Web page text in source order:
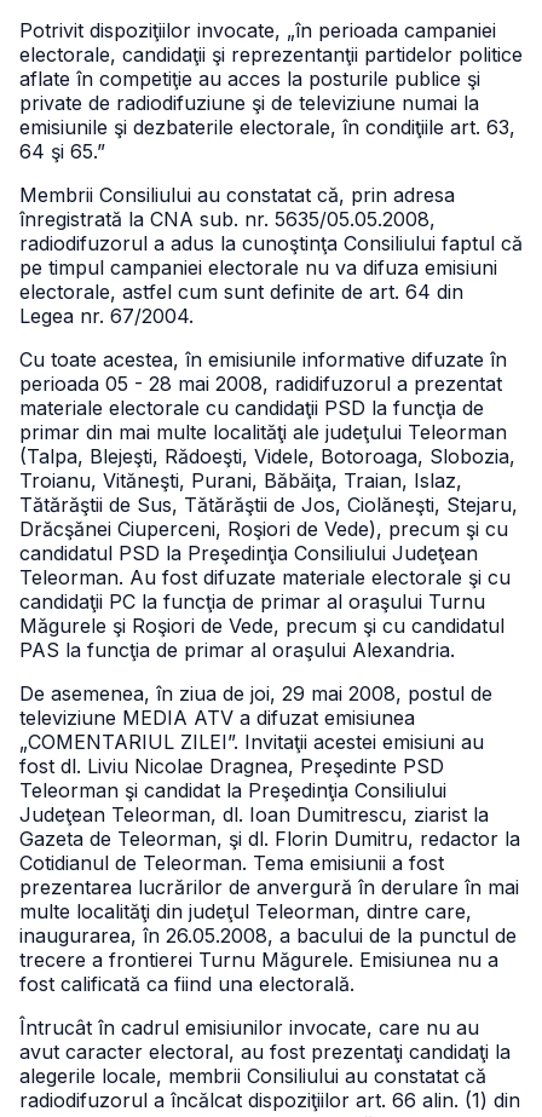
Potrivit dispoziţiilor invocate, „în perioada campaniei
electorale, candidaţii şi reprezentanţii partidelor politice
aflate în competiţie au acces la posturile publice şi
private de radiodifuziune şi de televiziune numai la
emisiunile şi dezbaterile electorale, în condiţiile art. 63,
64 şi 65.”
Membrii Consiliului au constatat că, prin adresa
înregistrată la CNA sub. nr. 5635/05.05.2008,
radiodifuzorul a adus la cunoştinţa Consiliului faptul că
pe timpul campaniei electorale nu va difuza emisiuni
electorale, astfel cum sunt definite de art. 64 din
Legea nr. 67/2004.
Cu toate acestea, în emisiunile informative difuzate în
perioada 05 - 28 mai 2008, radidifuzorul a prezentat
materiale electorale cu candidaţii PSD la funcţia de
primar din mai multe localităţi ale judeţului Teleorman
(Talpa, Blejeşti, Rădoeşti, Videle, Botoroaga, Slobozia,
Troianu, Vităneşti, Purani, Băbăiţa, Traian, Islaz,
Tătărăştii de Sus, Tătărăştii de Jos, Ciolăneşti, Stejaru,
Drăcşănei Ciuperceni, Roşiori de Vede), precum şi cu
candidatul PSD la Preşedinţia Consiliului Judeţean
Teleorman. Au fost difuzate materiale electorale şi cu
candidaţii PC la funcţia de primar al oraşului Turnu
Măgurele şi Roşiori de Vede, precum şi cu candidatul
PAS la funcţia de primar al oraşului Alexandria.
De asemenea, în ziua de joi, 29 mai 2008, postul de
televiziune MEDIA ATV a difuzat emisiunea
„COMENTARIUL ZILEI”. Invitaţii acestei emisiuni au
fost dl. Liviu Nicolae Dragnea, Preşedinte PSD
Teleorman şi candidat la Preşedinţia Consiliului
Judeţean Teleorman, dl. Ioan Dumitrescu, ziarist la
Gazeta de Teleorman, şi dl. Florin Dumitru, redactor la
Cotidianul de Teleorman. Tema emisiunii a fost
prezentarea lucrărilor de anvergură în derulare în mai
multe localităţi din judeţul Teleorman, dintre care,
inaugurarea, în 26.05.2008, a bacului de la punctul de
trecere a frontierei Turnu Măgurele. Emisiunea nu a
fost calificată ca fiind una electorală.
Întrucât în cadrul emisiunilor invocate, care nu au
avut caracter electoral, au fost prezentaţi candidaţi la
alegerile locale, membrii Consiliului au constatat că
radiodifuzorul a încălcat dispoziţiilor art. 66 alin. (1) din